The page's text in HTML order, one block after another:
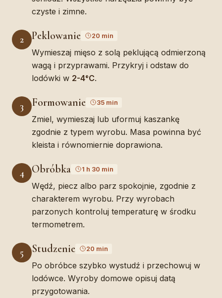
czyste i zimne.
2 Peklowanie 20 min
Wymieszaj mięso z solą peklującą odmierzoną
wagą i przyprawami. Przykryj i odstaw do
lodówki w 2-4°C.
3 Formowanie 35 min
Zmiel, wymieszaj lub uformuj kaszankę
zgodnie z typem wyrobu. Masa powinna być
kleista i równomiernie doprawiona.
4 Obróbka 1 h 30 min
Wędź, piecz albo parz spokojnie, zgodnie z
charakterem wyrobu. Przy wyrobach
parzonych kontroluj temperaturę w środku
termometrem.
5 Studzenie 20 min
Po obróbce szybko wystudź i przechowuj w
lodówce. Wyroby domowe opisuj datą
przygotowania.